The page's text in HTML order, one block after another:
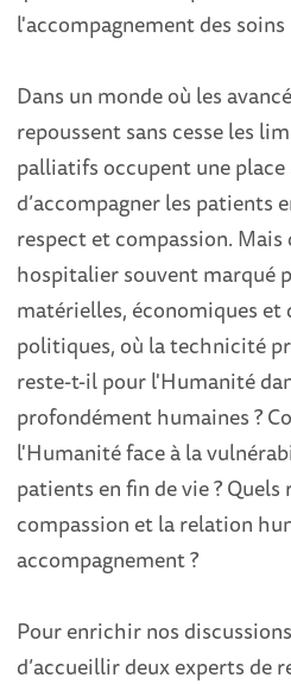
l'accompagnement des
Dans un monde où les
repoussent sans cesse les
palliatifs occupent une
d’accompagner les patients
respect et compassion.
hospitalier souvent marqué
matérielles, économiques et
politiques, où la technicité
reste-t-il pour l'Humanité
profondément humaines ?
l'Humanité face à la
patients en fin de vie ?
compassion et la relation
accompagnement ?
Pour enrichir nos
d’accueillir deux experts de